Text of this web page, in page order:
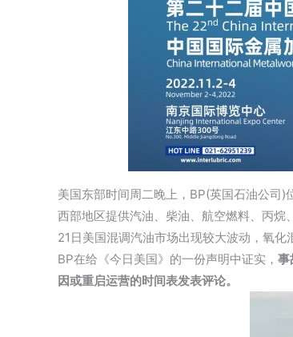
美国东部时间周二晚上，BP(英国石油公司
西部地区提供汽油、柴油、航空燃料、丙烷
21日美国混调汽油市场出现较大波动，氧
BP在给《今日美国》的一份声明中证实， 事
因或重启运营的时间表发表评论。